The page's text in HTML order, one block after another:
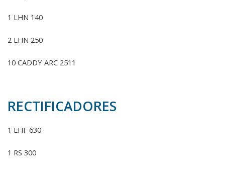
1 LHN 140
2 LHN 250
10 CADDY ARC 251 1
RECTIFICADORES
1 LHF 630
1 RS 300